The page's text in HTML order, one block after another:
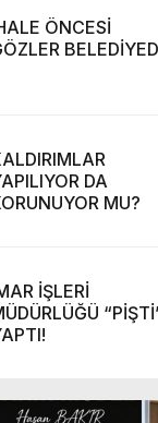
ÖNCESİ
DA
MU?
İŞLERİ